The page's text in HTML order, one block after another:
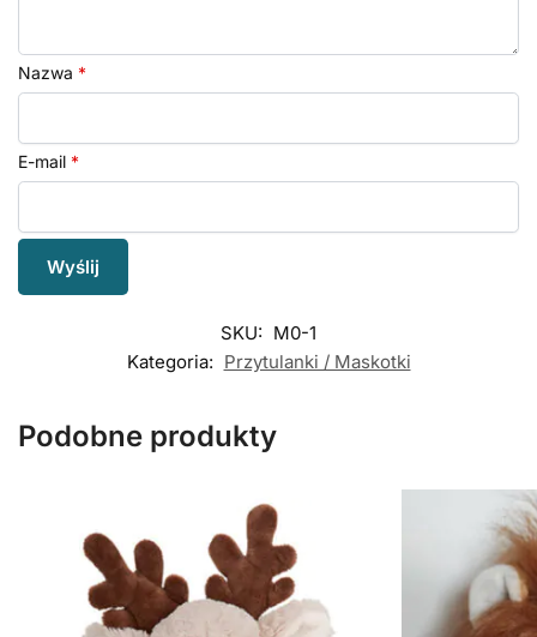
Nazwa *
E-mail *
SKU: M0-1
Kategoria: Przytulanki / Maskotki
Podobne produkty